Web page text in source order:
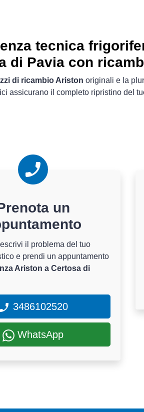
tecnica
di Pavia con
di ricambio Ariston originali e la
assicurano il completo ripristino del
un
il problema del tuo
e prendi un appuntamento
Ariston a Certosa di
3486102520
WhatsApp